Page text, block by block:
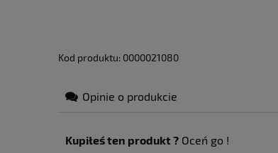
Kod produktu: 0000021080
Opinie o produkcie
Kupiłeś ten produkt ? Oceń go !